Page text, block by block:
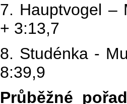
7. Hauptvogel –
+ 3:13,7
8. Studénka -
8:39,9
Průběžné